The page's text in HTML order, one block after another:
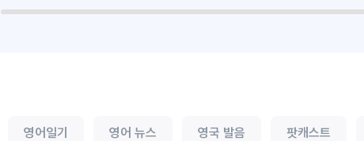
영어일기 영어 뉴스 영국 발음 팟캐스트